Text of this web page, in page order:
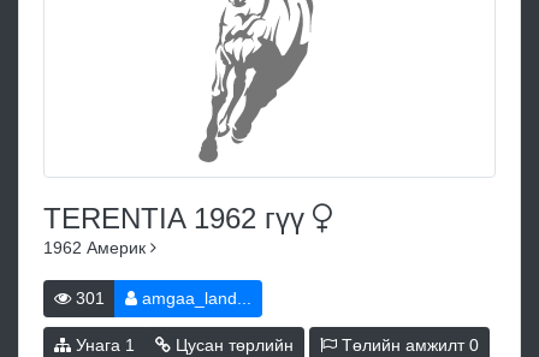
TERENTIA 1962 гүү
1962 Америк
301 amgaa_land...
Унага 1 Цусан төрлийн Төлийн амжилт0